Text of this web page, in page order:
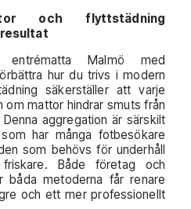
och flyttstädning
Malmö med
hur du trivs i modern
säkerställer att varje
mattor hindrar smuts från
aggregation är särskilt
har många fotbesökare
som behövs för underhåll
Både företag och
båda metoderna får renare
och ett mer professionellt